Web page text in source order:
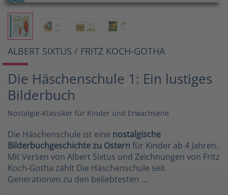
ALBERT SIXTUS / FRITZ KOCH-GOTHA
Die Häschenschule 1: Ein lustiges
Bilderbuch
Nostalgie-Klassiker für Kinder und Erwachsene
Die Häschenschule ist eine nostalgische
Bilderbuchgeschichte zu Ostern für Kinder ab 4 Jahren.
Mit Versen von Albert Sixtus und Zeichnungen von Fritz
Koch-Gotha zählt Die Häschenschule seit
Generationen zu den beliebtesten ...